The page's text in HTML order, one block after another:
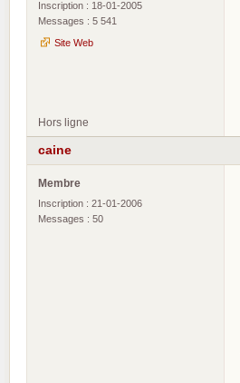
Inscription : 18-01-2005
Messages : 5 541
Site Web
Hors ligne
caine
Membre
Inscription : 21-01-2006
Messages : 50